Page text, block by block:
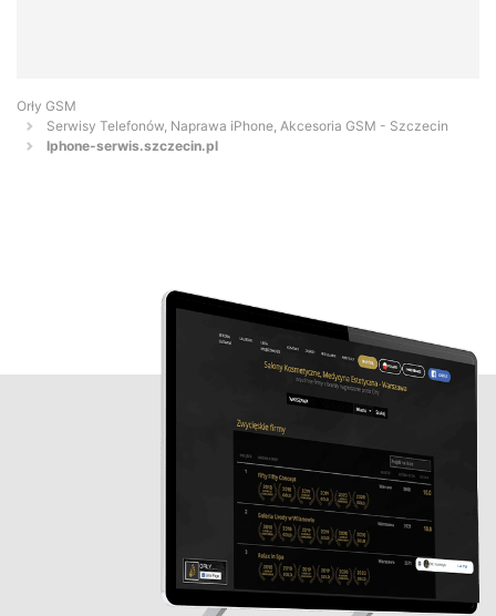
Orły GSM
Serwisy Telefonów, Naprawa iPhone, Akcesoria GSM - Szczecin
Iphone-serwis.szczecin.pl